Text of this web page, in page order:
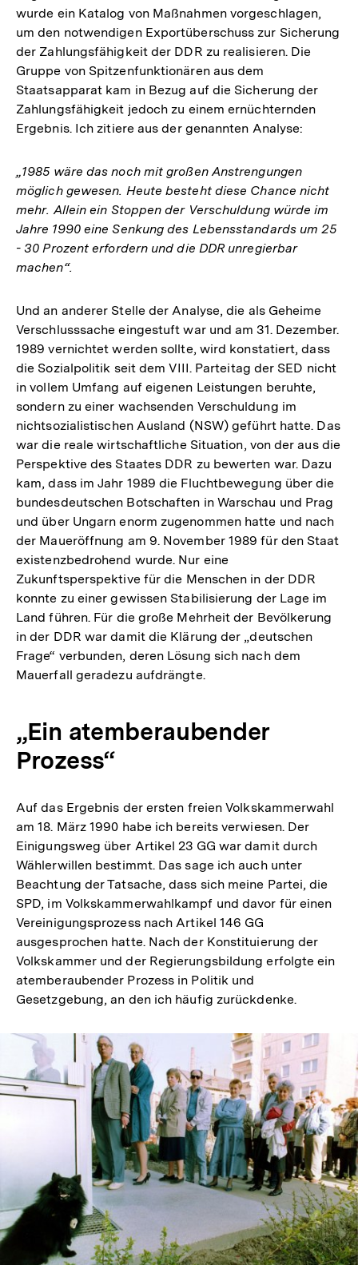
wurde ein Katalog von Maßnahmen vorgeschlagen,
um den notwendigen Exportüberschuss zur Sicherung
der Zahlungsfähigkeit der DDR zu realisieren. Die
Gruppe von Spitzenfunktionären aus dem
Staatsapparat kam in Bezug auf die Sicherung der
Zahlungsfähigkeit jedoch zu einem ernüchternden
Ergebnis. Ich zitiere aus der genannten Analyse:
„1985 wäre das noch mit großen Anstrengungen
möglich gewesen. Heute besteht diese Chance nicht
mehr. Allein ein Stoppen der Verschuldung würde im
Jahre 1990 eine Senkung des Lebensstandards um 25
- 30 Prozent erfordern und die DDR unregierbar
machen“.
Und an anderer Stelle der Analyse, die als Geheime
Verschlusssache eingestuft war und am 31. Dezember.
1989 vernichtet werden sollte, wird konstatiert, dass
die Sozialpolitik seit dem VIII. Parteitag der SED nicht
in vollem Umfang auf eigenen Leistungen beruhte,
sondern zu einer wachsenden Verschuldung im
nichtsozialistischen Ausland (NSW) geführt hatte. Das
war die reale wirtschaftliche Situation, von der aus die
Perspektive des Staates DDR zu bewerten war. Dazu
kam, dass im Jahr 1989 die Fluchtbewegung über die
bundesdeutschen Botschaften in Warschau und Prag
und über Ungarn enorm zugenommen hatte und nach
der Maueröffnung am 9. November 1989 für den Staat
existenzbedrohend wurde. Nur eine
Zukunftsperspektive für die Menschen in der DDR
konnte zu einer gewissen Stabilisierung der Lage im
Land führen. Für die große Mehrheit der Bevölkerung
in der DDR war damit die Klärung der „deutschen
Frage“ verbunden, deren Lösung sich nach dem
Mauerfall geradezu aufdrängte.
„Ein atemberaubender
Prozess“
Auf das Ergebnis der ersten freien Volkskammerwahl
am 18. März 1990 habe ich bereits verwiesen. Der
Einigungsweg über Artikel 23 GG war damit durch
Wählerwillen bestimmt. Das sage ich auch unter
Beachtung der Tatsache, dass sich meine Partei, die
SPD, im Volkskammerwahlkampf und davor für einen
Vereinigungsprozess nach Artikel 146 GG
ausgesprochen hatte. Nach der Konstituierung der
Volkskammer und der Regierungsbildung erfolgte ein
atemberaubender Prozess in Politik und
Gesetzgebung, an den ich häufig zurückdenke.